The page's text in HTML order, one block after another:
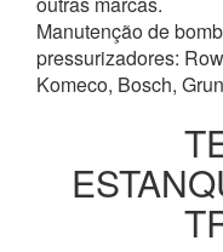
Manutenção de
pressurizadores:
Komeco, Bosch,